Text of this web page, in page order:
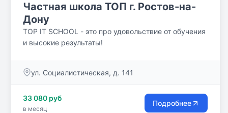
Частная школа ТОП г. Ростов-на-
Дону
TOP IT SCHOOL - это про удовольствие от обучения
и высокие результаты!
ул. Социалистическая, д. 141
33 080 руб
в месяц
Подробнее